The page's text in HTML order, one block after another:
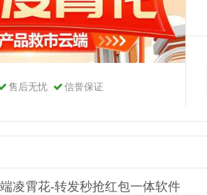
售后无忧 信誉保证
凌霄花-转发秒抢红包一体软件